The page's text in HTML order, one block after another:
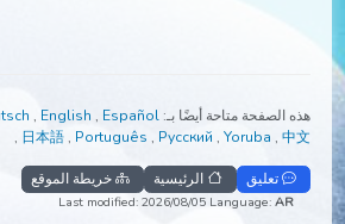
الصفحة متاحة أيضًا بـ: Deutsch,English,Español
日本語,Português,Русский,Yoruba